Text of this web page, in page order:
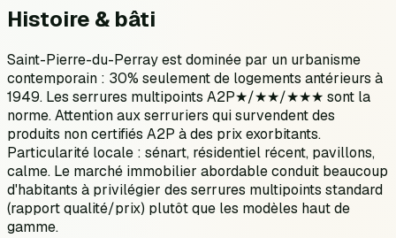
Histoire & bâti
Saint-Pierre-du-Perray est dominée par un urbanisme
contemporain : 30% seulement de logements antérieurs à
1949. Les serrures multipoints A2P★/★★/★★★ sont la
norme. Attention aux serruriers qui survendent des
produits non certifiés A2P à des prix exorbitants.
Particularité locale : sénart, résidentiel récent, pavillons,
calme. Le marché immobilier abordable conduit beaucoup
d'habitants à privilégier des serrures multipoints standard
(rapport qualité/prix) plutôt que les modèles haut de
gamme.